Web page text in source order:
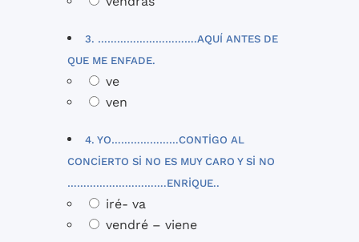
3. ………………………….AQUÍ ANTES DE
QUE ME ENFADE.
ve
ven
4. YO…………………CONTIGO AL
CONCIERTO SI NO ES MUY CARO Y SI NO
………………………….ENRIQUE..
iré- va
vendré – viene